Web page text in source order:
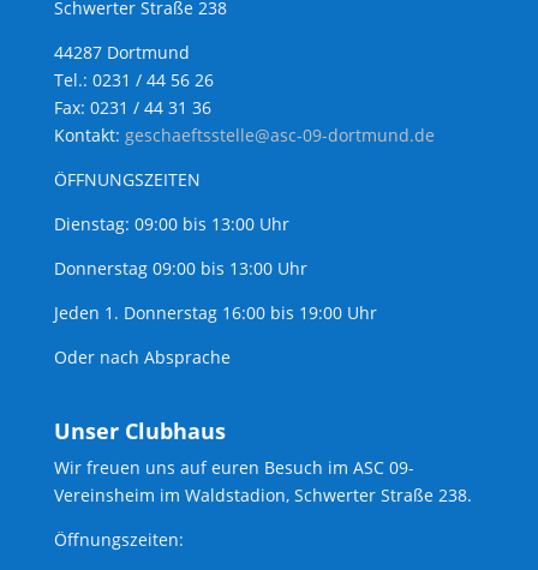
Schwerter Straße 238
44287 Dortmund
Tel.: 0231 / 44 56 26
Fax: 0231 / 44 31 36
Kontakt: geschaeftsstelle@asc-09-dortmund.de
ÖFFNUNGSZEITEN
Dienstag: 09:00 bis 13:00 Uhr
Donnerstag 09:00 bis 13:00 Uhr
Jeden 1. Donnerstag 16:00 bis 19:00 Uhr
Oder nach Absprache
Unser Clubhaus
Wir freuen uns auf euren Besuch im ASC 09-
Vereinsheim im Waldstadion, Schwerter Straße 238.
Öffnungszeiten: